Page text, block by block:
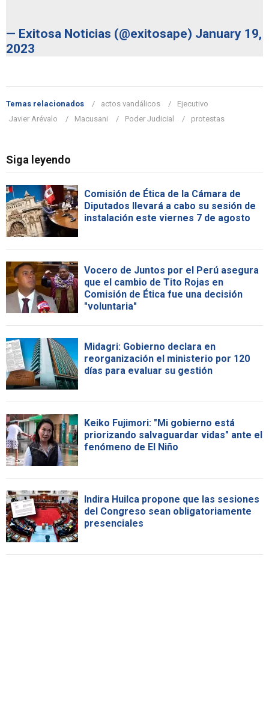
— Exitosa Noticias (@exitosape) January 19,
2023
Temas relacionados actos vandálicos
Ejecutivo
Javier Arévalo
Macusani Poder Judicial protestas
Siga leyendo
Comisión de Ética de la Cámara de
Diputados llevará a cabo su sesión de
instalación este viernes 7 de agosto
Vocero de Juntos por el Perú asegura
que el cambio de Tito Rojas en
Comisión de Ética fue una decisión
"voluntaria"
Midagri: Gobierno declara en
reorganización el ministerio por 120
días para evaluar su gestión
Keiko Fujimori: "Mi gobierno está
priorizando salvaguardar vidas" ante el
fenómeno de El Niño
Indira Huilca propone que las sesiones
del Congreso sean obligatoriamente
presenciales